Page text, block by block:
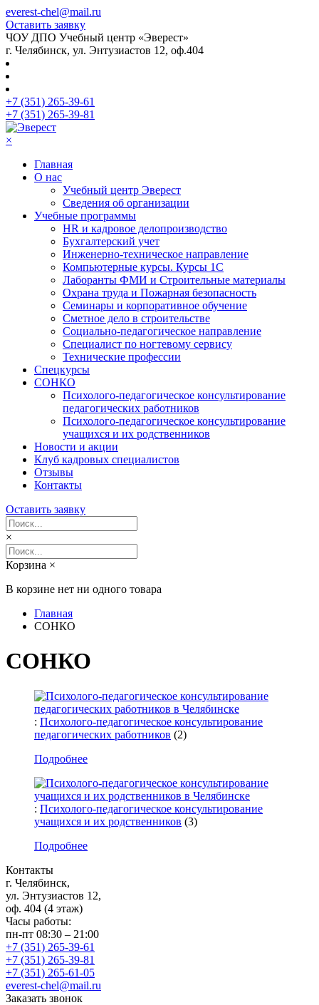
everest-chel@mail.ru
Оставить заявку
ЧОУ ДПО Учебный центр «Эверест»
г. Челябинск, ул. Энтузиастов 12, оф.404
+7 (351) 265-39-61
+7 (351) 265-39-81
×
Главная
О нас
Учебный центр Эверест
Сведения об организации
Учебные программы
HR и кадровое делопроизводство
Бухгалтерский учет
Инженерно-техническое направление
Компьютерные курсы. Курсы 1С
Лаборанты ФМИ и Строительные материалы
Охрана труда и Пожарная безопасность
Семинары и корпоративное обучение
Сметное дело в строительстве
Социально-педагогическое направление
Специалист по ногтевому сервису
Технические профессии
Спецкурсы
СОНКО
Психолого-педагогическое консультирование
педагогических работников
Психолого-педагогическое консультирование
учащихся и их родственников
Новости и акции
Клуб кадровых специалистов
Отзывы
Контакты
Оставить заявку
×
Корзина ×
В корзине нет ни одного товара
Главная
СОНКО
СОНКО
: Психолого-педагогическое консультирование
педагогических работников (2)
Подробнее
: Психолого-педагогическое консультирование
учащихся и их родственников (3)
Подробнее
Контакты
г. Челябинск,
ул. Энтузиастов 12,
оф. 404 (4 этаж)
Часы работы:
пн-пт 08:30 – 21:00
+7 (351) 265-39-61
+7 (351) 265-39-81
+7 (351) 265-61-05
everest-chel@mail.ru
Заказать звонок